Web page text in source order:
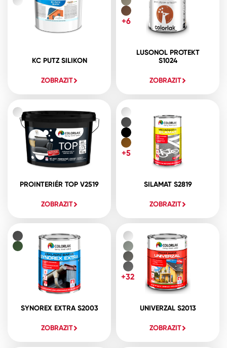
KC PUTZ SILIKON
ZOBRAZIT
LUSONOL PROTEKT
S1024
ZOBRAZIT
+6
PROINTERIÉR TOP V2519
ZOBRAZIT
SILAMAT S2819
ZOBRAZIT
+5
SYNOREX EXTRA S2003
ZOBRAZIT
UNIVERZAL S2013
ZOBRAZIT
+32